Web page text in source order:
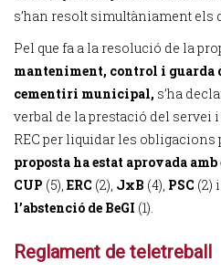
s’han resolt simultàniament els
Pel que fa a la resolució de la
manteniment, control i guarda
cementiri municipal, s’ha
verbal de la prestació del servei
REC per liquidar les obligacions
proposta ha estat aprovada
CUP (5), ERC (2), JxB (4), PSC (2) i
l’abstenció de BeGI (1).
Reglament de teletreball